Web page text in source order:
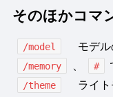
そのほかコマ
/model モデル
/memory #
/theme
ライト